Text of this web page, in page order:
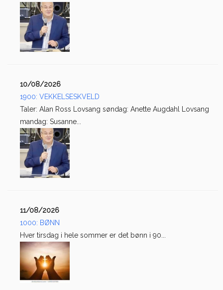
10/08/2026
1900: VEKKELSESKVELD
Taler: Alan Ross Lovsang søndag: Anette Augdahl Lovsang
mandag: Susanne...
11/08/2026
1000: BØNN
Hver tirsdag i hele sommer er det bønn i 90...